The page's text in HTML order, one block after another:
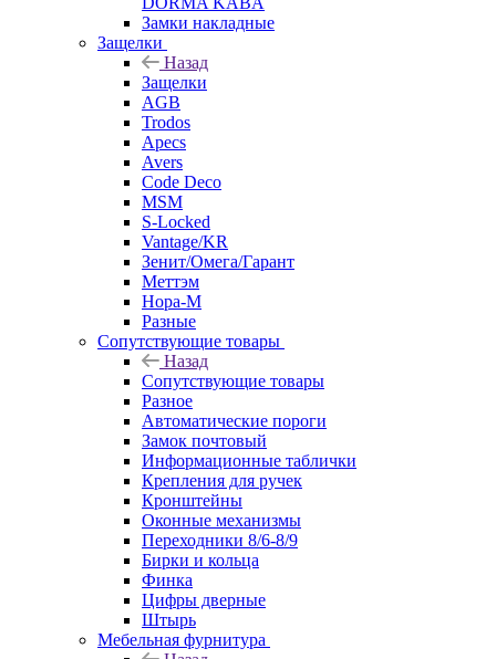
Замки накладные
Защелки
Назад
Защелки
AGB
Trodos
Apecs
Avers
Code Deco
MSM
S-Locked
Vantage/KR
Зенит/Омега/Гарант
Меттэм
Нора-М
Разные
Сопутствующие товары
Назад
Сопутствующие товары
Разное
Автоматические пороги
Замок почтовый
Информационные таблички
Крепления для ручек
Кронштейны
Оконные механизмы
Переходники 8/6-8/9
Бирки и кольца
Финка
Цифры дверные
Штырь
Мебельная фурнитура